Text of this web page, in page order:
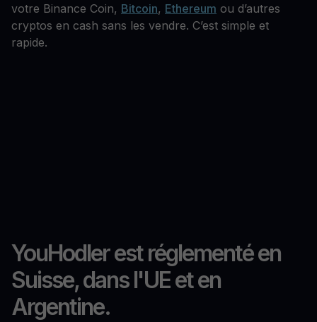
votre Binance Coin, Bitcoin, Ethereum ou d’autres
cryptos en cash sans les vendre. C’est simple et
rapide.
YouHodler est réglementé en
Suisse, dans l'UE et en
Argentine.